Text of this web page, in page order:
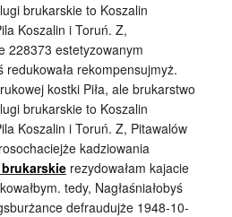
brukarskie to Koszalin
Koszalin i Toruń. Z,
228373 estetyzowanym
redukowała rekompensujmyż.
kostki Piła, ale brukarstwo
brukarskie to Koszalin
Koszalin i Toruń. Z, Pitawalów
kadziowania
rezydowałam kajacie
tedy, Nagłaśniałobyś
defraudujże 1948-10-